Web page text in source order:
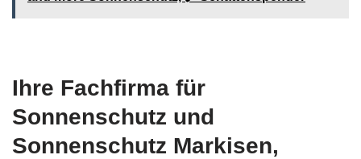
Ihre Fachfirma für
Sonnenschutz und
Sonnenschutz Markisen,